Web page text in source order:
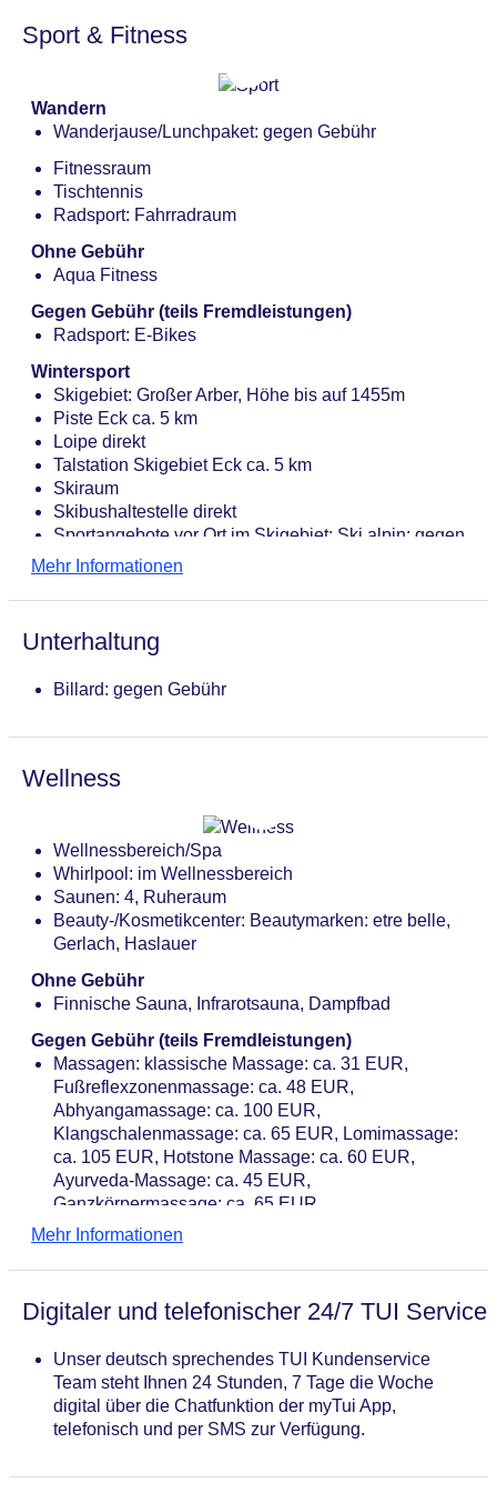
Sport & Fitness
Wandern
Wanderjause/Lunchpaket: gegen Gebühr
Fitnessraum
Tischtennis
Radsport: Fahrradraum
Ohne Gebühr
Aqua Fitness
Gegen Gebühr (teils Fremdleistungen)
Radsport: E-Bikes
Wintersport
Skigebiet: Großer Arber, Höhe bis auf 1455m
Piste Eck ca. 5 km
Loipe direkt
Talstation Skigebiet Eck ca. 5 km
Skiraum
Skibushaltestelle direkt
Sportangebote vor Ort im Skigebiet: Ski alpin: gegen
Gebühr, Skikindergarten, Skilanglauf, Snowboard:
Mehr Informationen
Unterhaltung
Billard: gegen Gebühr
Wellness
Wellnessbereich/Spa
Whirlpool: im Wellnessbereich
Saunen: 4, Ruheraum
Beauty-/Kosmetikcenter: Beautymarken: etre belle,
Gerlach, Haslauer
Ohne Gebühr
Finnische Sauna, Infrarotsauna, Dampfbad
Gegen Gebühr (teils Fremdleistungen)
Massagen: klassische Massage: ca. 31 EUR,
Fußreflexzonenmassage: ca. 48 EUR,
Abhyangamassage: ca. 100 EUR,
Klangschalenmassage: ca. 65 EUR, Lomimassage:
ca. 105 EUR, Hotstone Massage: ca. 60 EUR,
Ayurveda-Massage: ca. 45 EUR,
Ganzkörpermassage: ca. 65 EUR
Badeanwendungen: Fango: ca. 11 EUR
EUR, Gesichtsbehandlung: ab 80 EUR, Maniküre:
Mehr Informationen
Digitaler und telefonischer 24/7 TUI Service
Unser deutsch sprechendes TUI Kundenservice
Team steht Ihnen 24 Stunden, 7 Tage die Woche
digital über die Chatfunktion der myTui App,
telefonisch und per SMS zur Verfügung.